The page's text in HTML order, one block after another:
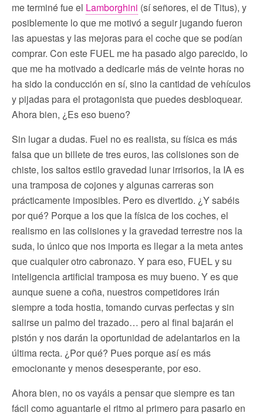
me terminé fue el Lamborghini (sí señores, el de Titus), y
posiblemente lo que me motivó a seguir jugando fueron
las apuestas y las mejoras para el coche que se podían
comprar. Con este FUEL me ha pasado algo parecido, lo
que me ha motivado a dedicarle más de veinte horas no
ha sido la conducción en sí, sino la cantidad de vehículos
y pijadas para el protagonista que puedes desbloquear.
Ahora bien, ¿Es eso bueno?
Sin lugar a dudas. Fuel no es realista, su física es más
falsa que un billete de tres euros, las colisiones son de
chiste, los saltos estilo gravedad lunar irrisorios, la IA es
una tramposa de cojones y algunas carreras son
prácticamente imposibles. Pero es divertido. ¿Y sabéis
por qué? Porque a los que la física de los coches, el
realismo en las colisiones y la gravedad terrestre nos la
suda, lo único que nos importa es llegar a la meta antes
que cualquier otro cabronazo. Y para eso, FUEL y su
inteligencia artificial tramposa es muy bueno. Y es que
aunque suene a coña, nuestros competidores irán
siempre a toda hostia, tomando curvas perfectas y sin
salirse un palmo del trazado… pero al final bajarán el
pistón y nos darán la oportunidad de adelantarlos en la
última recta. ¿Por qué? Pues porque así es más
emocionante y menos desesperante, por eso.
Ahora bien, no os vayáis a pensar que siempre es tan
fácil como aguantarle el ritmo al primero para pasarlo en